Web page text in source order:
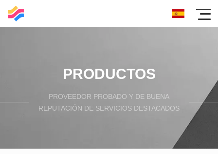
PRODUCTOS
PROVEEDOR PROBADO Y DE BUENA
REPUTACIÓN DE SERVICIOS DESTACADOS